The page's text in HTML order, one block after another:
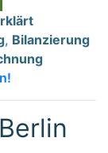
, Bilanzierung